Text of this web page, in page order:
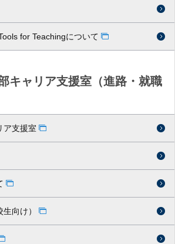
for Teachingについて
キャリア支援室（進路・就職
ア支援室
向け）